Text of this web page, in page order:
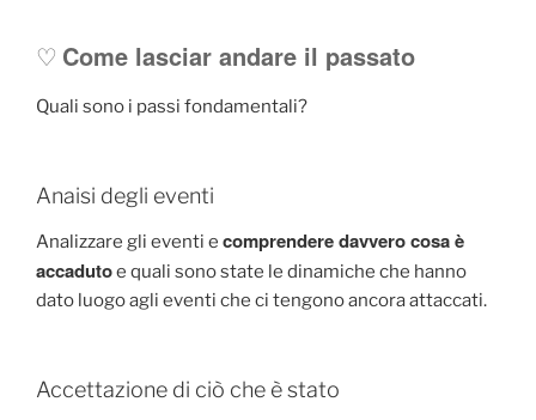
♡ Come lasciar andare il passato
Quali sono i passi fondamentali?
Anaisi degli eventi
Analizzare gli eventi e comprendere davvero cosa è
accadutoe quali sono state le dinamiche che hanno
dato luogo agli eventi che ci tengono ancora attaccati.
Accettazione di ciò che è stato